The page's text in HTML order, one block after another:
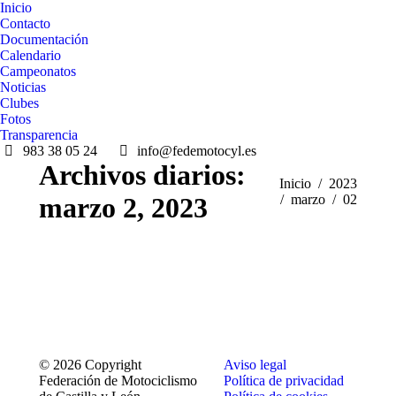
Inicio
Contacto
Documentación
Calendario
Campeonatos
Noticias
Clubes
Fotos
Transparencia
983 38 05 24
info@fedemotocyl.es
Archivos diarios:
marzo 2, 2023
Estás aquí:
Inicio
2023
marzo
02
© 2026 Copyright
Federación de Motociclismo
Aviso legal
Política de privacidad